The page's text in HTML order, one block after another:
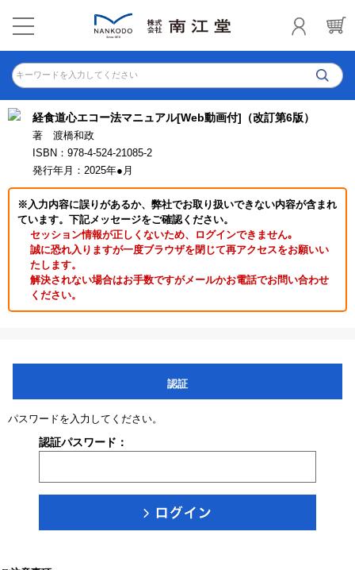
キーワードを入力してください
経食道心エコー法マニュアル[Web動画付]（改訂第6版）
著 渡橋和政
ISBN：978-4-524-21085-2
発行年月：2025年●月
※入力内容に誤りがあるか、弊社でお取り扱いできない内容が含まれ
ています。下記メッセージをご確認ください。
セッション情報が正しくないため、ログインできません｡
誠に恐れ入りますが一度ブラウザを閉じて再アクセスをお願いい
たします。
解決されない場合はお手数ですがメールかお電話でお問い合わせ
ください。
認証
パスワードを入力してください。
認証パスワード：